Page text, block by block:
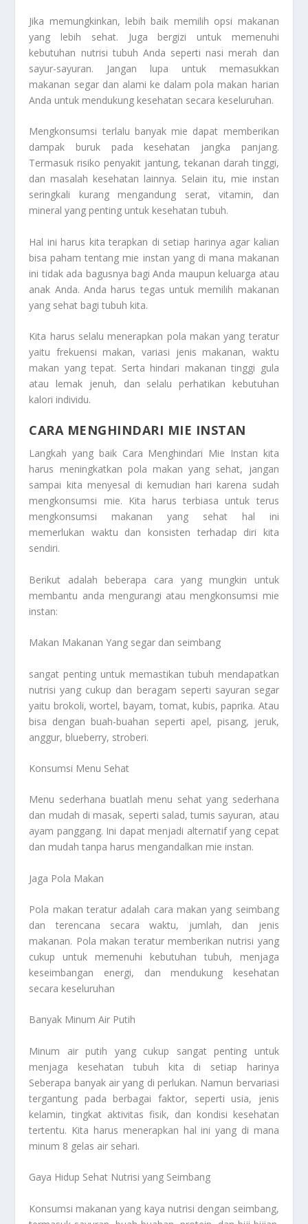
Jika memungkinkan, lebih baik memilih opsi makanan
yang lebih sehat. Juga bergizi untuk memenuhi
kebutuhan nutrisi tubuh Anda seperti nasi merah dan
sayur-sayuran. Jangan lupa untuk memasukkan
makanan segar dan alami ke dalam pola makan harian
Anda untuk mendukung kesehatan secara keseluruhan.
Mengkonsumsi terlalu banyak mie dapat memberikan
dampak buruk pada kesehatan jangka panjang.
Termasuk risiko penyakit jantung, tekanan darah tinggi,
dan masalah kesehatan lainnya. Selain itu, mie instan
seringkali kurang mengandung serat, vitamin, dan
mineral yang penting untuk kesehatan tubuh.
Hal ini harus kita terapkan di setiap harinya agar kalian
bisa paham tentang mie instan yang di mana makanan
ini tidak ada bagusnya bagi Anda maupun keluarga atau
anak Anda. Anda harus tegas untuk memilih makanan
yang sehat bagi tubuh kita.
Kita harus selalu menerapkan pola makan yang teratur
yaitu frekuensi makan, variasi jenis makanan, waktu
makan yang tepat. Serta hindari makanan tinggi gula
atau lemak jenuh, dan selalu perhatikan kebutuhan
kalori individu.
CARA MENGHINDARI MIE INSTAN
Langkah yang baik Cara Menghindari Mie Instan kita
harus meningkatkan pola makan yang sehat, jangan
sampai kita menyesal di kemudian hari karena sudah
mengkonsumsi mie. Kita harus terbiasa untuk terus
mengkonsumsi makanan yang sehat hal ini
memerlukan waktu dan konsisten terhadap diri kita
sendiri.
Berikut adalah beberapa cara yang mungkin untuk
membantu anda mengurangi atau mengkonsumsi mie
instan:
Makan Makanan Yang segar dan seimbang
sangat penting untuk memastikan tubuh mendapatkan
nutrisi yang cukup dan beragam seperti sayuran segar
yaitu brokoli, wortel, bayam, tomat, kubis, paprika. Atau
bisa dengan buah-buahan seperti apel, pisang, jeruk,
anggur, blueberry, stroberi.
Konsumsi Menu Sehat
Menu sederhana buatlah menu sehat yang sederhana
dan mudah di masak, seperti salad, tumis sayuran, atau
ayam panggang. Ini dapat menjadi alternatif yang cepat
dan mudah tanpa harus mengandalkan mie instan.
Jaga Pola Makan
Pola makan teratur adalah cara makan yang seimbang
dan terencana secara waktu, jumlah, dan jenis
makanan. Pola makan teratur memberikan nutrisi yang
cukup untuk memenuhi kebutuhan tubuh, menjaga
keseimbangan energi, dan mendukung kesehatan
secara keseluruhan
Banyak Minum Air Putih
Minum air putih yang cukup sangat penting untuk
menjaga kesehatan tubuh kita di setiap harinya
Seberapa banyak air yang di perlukan. Namun bervariasi
tergantung pada berbagai faktor, seperti usia, jenis
kelamin, tingkat aktivitas fisik, dan kondisi kesehatan
tertentu. Kita harus menerapkan hal ini yang di mana
minum 8 gelas air sehari.
Gaya Hidup Sehat Nutrisi yang Seimbang
Konsumsi makanan yang kaya nutrisi dengan seimbang,